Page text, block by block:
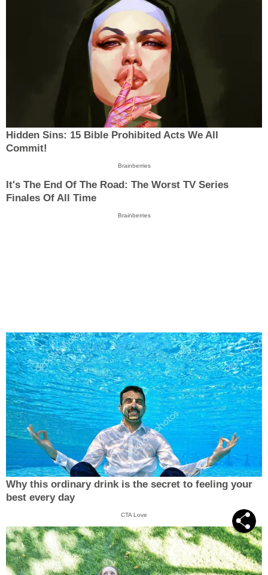
Hidden Sins: 15 Bible Prohibited Acts We All
Commit!
Brainberries
It's The End Of The Road: The Worst TV Series
Finales Of All Time
Brainberries
Why this ordinary drink is the secret to feeling your
best every day
CTA Love